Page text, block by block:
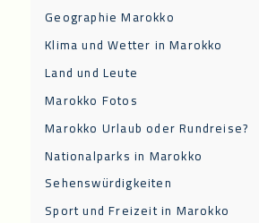
Geographie Marokko
Klima und Wetter in Marokko
Land und Leute
Marokko Fotos
Marokko Urlaub oder Rundreise?
Nationalparks in Marokko
Sehenswürdigkeiten
Sport und Freizeit in Marokko